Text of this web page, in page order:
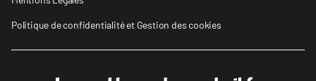
Politique de confidentialité et Gestion des cookies